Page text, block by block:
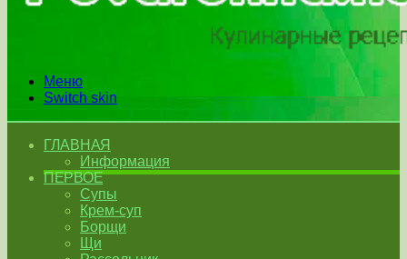
Меню
Switch skin
ГЛАВНАЯ
Информация
ПЕРВОЕ
Супы
Крем-суп
Борщи
Щи